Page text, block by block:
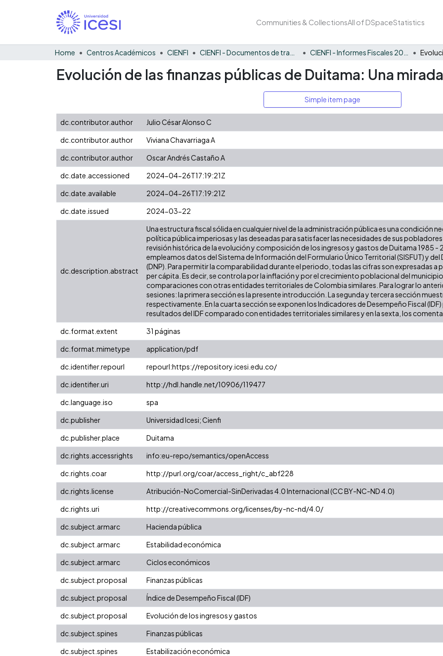
Communities & CollectionsAll of DSpaceStatistics
Home Centros Académicos CIENFI
Evolución de las finanzas públicas de Duitama: Una
Simple item page
dc.contributor.author
Julio César Alonso C
dc.contributor.author
Viviana Chavarriaga A
dc.contributor.author
Oscar Andrés Castaño A
dc.date.accessioned
2024-04-26T17:19:21Z
dc.date.available
2024-04-26T17:19:21Z
dc.date.issued
2024-03-22
dc.description.abstract
Una estructura fiscal sólida en cualquier nivel de la administración pública es una condición
política pública imperiosas y las deseadas para satisfacer las necesidades de sus
revisión histórica de la evolución y composición de los ingresos y gastos de Duitama 1985 -
empleamos datos del Sistema de Información del Formulario Único Territorial (SISFUT) y
(DNP). Para permitir la comparabilidad durante el periodo, todas las cifras son expresadas
per cápita. Es decir, se controla por la inflación y por el crecimiento poblacional del
comparaciones con otras entidades territoriales de Colombia similares. Para lograr lo
sesiones: la primera sección es la presente introducción. La segunda y tercera sección
respectivamente. En la cuarta sección se exponen los Indicadores de Desempeño Fiscal
resultados del IDF comparado con entidades territoriales similares y en la sexta, los
dc.format.extent
31 páginas
dc.format.mimetype
application/pdf
dc.identifier.repourl
repourl:https://repository.icesi.edu.co/
dc.identifier.uri
http://hdl.handle.net/10906/119477
dc.language.iso
spa
dc.publisher
Universidad Icesi; Cienfi
dc.publisher.place
Duitama
dc.rights.accessrights
info:eu-repo/semantics/openAccess
dc.rights.coar
http://purl.org/coar/access_right/c_abf228
dc.rights.license
Atribución-NoComercial-SinDerivadas 4.0 Internacional (CC BY-NC-ND 4.0)
dc.rights.uri
http://creativecommons.org/licenses/by-nc-nd/4.0/
dc.subject.armarc
Hacienda pública
dc.subject.armarc
Estabilidad económica
dc.subject.armarc
Ciclos económicos
dc.subject.proposal
Finanzas públicas
dc.subject.proposal
Índice de Desempeño Fiscal (IDF)
dc.subject.proposal
Evolución de los ingresos y gastos
dc.subject.spines
Finanzas públicas
dc.subject.spines
Estabilización económica